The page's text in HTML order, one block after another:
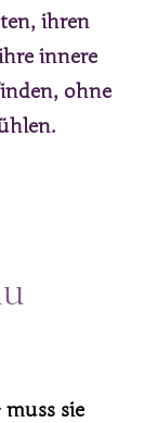
ihren
innere
ohne
muss